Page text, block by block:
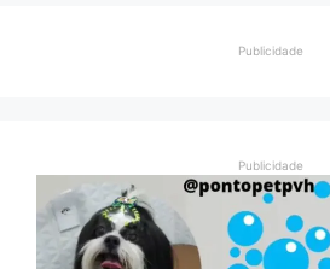
Publicidade
Publicidade